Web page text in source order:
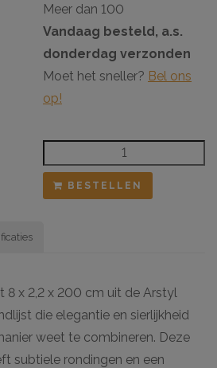
Meer dan 100
Vandaag besteld, a.s.
donderdag verzonden
Moet het sneller? Bel ons
op!
BESTELLEN
8 x 2,2 x 200 cm uit de Arstyl
die elegantie en sierlijkheid
weet te combineren. Deze
subtiele rondingen en een